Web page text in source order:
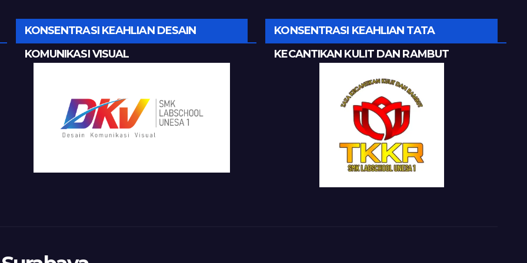
KONSENTRASI KEAHLIAN DESAIN
KOMUNIKASI VISUAL
KONSENTRASI KEAHLIAN TATA
KECANTIKAN KULIT DAN RAMBUT